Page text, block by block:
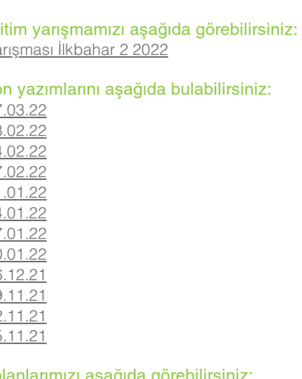
yarışmamızı aşağıda görebilirsiniz:
İlkbahar 2 2022
yazımlarını aşağıda bulabilirsiniz:
.02.22